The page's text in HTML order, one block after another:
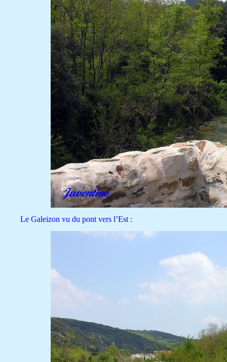
Le Galeizon vu du pont vers l’Est :